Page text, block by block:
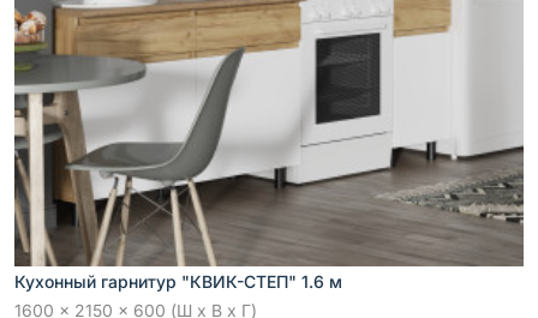
Кухонный гарнитур "КВИК-СТЕП" 1.6 м
1600 x 2150 x 600 (Ш x В x Г)